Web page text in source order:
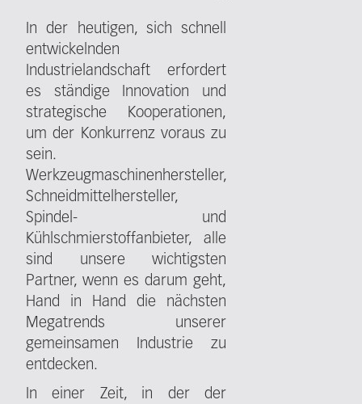
In der heutigen, sich schnell
entwickelnden
Industrielandschaft erfordert
es ständige Innovation und
strategische Kooperationen,
um der Konkurrenz voraus zu
sein.
Werkzeugmaschinenhersteller,
Schneidmittelhersteller,
Spindel- und
Kühlschmierstoffanbieter, alle
sind unsere wichtigsten
Partner, wenn es darum geht,
Hand in Hand die nächsten
Megatrends unserer
gemeinsamen Industrie zu
entdecken.
In einer Zeit, in der der